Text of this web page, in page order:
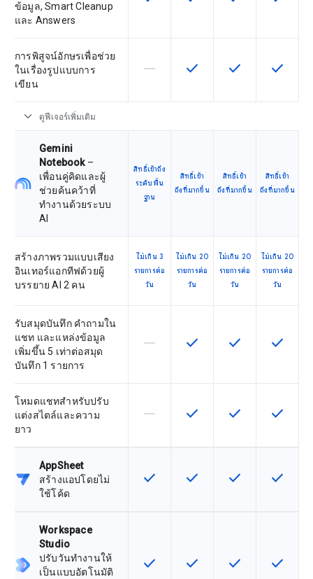
ข้อมูล, Smart Cleanup
และ Answers
การพิสูจน์อักษรเพื่อช่วย
ในเรื่องรูปแบบการ
เขียน
ฟีเจอร์นี้ใช้ไม่ได้กับ SKU นี้
horizontal_rule ฟีเจอร์นี้ใช้ได้กับ SKU
check ฟีเจอร์นี้ใช้ได้กับ
check ฟีเจอร์นี้
check
expand_more ดูฟีเจอร์เพิ่มเติม
Gemini
Notebook–
เพื่อนคู่คิดและผู้
ช่วยค้นคว้าที่
ทำงานด้วยระบบ
AI
สิทธิ์เข้าถึง
ระดับพื้น
ฐาน
สิทธิ์เข้า
ถึงที่มากขึ้น
สิทธิ์เข้า
ถึงที่มากขึ้น
สิทธิ์เข้า
ถึงที่มากขึ้น
สร้างภาพรวมแบบเสียง
อินเทอร์แอกทีฟด้วยผู้
บรรยาย AI 2 คน
ไม่เกิน 3
รายการต่อ
วัน
ไม่เกิน 20
รายการต่อ
วัน
ไม่เกิน 20
รายการต่อ
วัน
ไม่เกิน 20
รายการต่อ
วัน
รับสมุดบันทึก คำถามใน
แชท และแหล่งข้อมูล
เพิ่มขึ้น 5 เท่าต่อสมุด
บันทึก 1 รายการ
ฟีเจอร์นี้ใช้ไม่ได้กับ SKU นี้
horizontal_rule ฟีเจอร์นี้ใช้ได้กับ SKU
check ฟีเจอร์นี้ใช้ได้กับ
check ฟีเจอร์นี้
check
โหมดแชทสำหรับปรับ
แต่งสไตล์และความ
ยาว
ฟีเจอร์นี้ใช้ไม่ได้กับ SKU นี้
horizontal_rule ฟีเจอร์นี้ใช้ได้กับ SKU
check ฟีเจอร์นี้ใช้ได้กับ
check ฟีเจอร์นี้
check
AppSheet
สร้างแอปโดยไม่
ใช้โค้ด
ฟีเจอร์นี้ใช้ได้กับ SKU
check ฟีเจอร์นี้ใช้ได้กับ SKU
check ฟีเจอร์นี้ใช้ได้กับ
check ฟีเจอร์นี้
check
Workspace
Studio
ปรับวันทำงานให้
เป็นแบบอัตโนมัติ
ฟีเจอร์นี้ใช้ได้กับ SKU
check ฟีเจอร์นี้ใช้ได้กับ SKU
check ฟีเจอร์นี้ใช้ได้กับ
check ฟีเจอร์นี้
check